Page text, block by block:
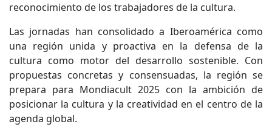
reconocimiento de los trabajadores de la cultura.
Las jornadas han consolidado a Iberoamérica como
una región unida y proactiva en la defensa de la
cultura como motor del desarrollo sostenible. Con
propuestas concretas y consensuadas, la región se
prepara para Mondiacult 2025 con la ambición de
posicionar la cultura y la creatividad en el centro de la
agenda global.